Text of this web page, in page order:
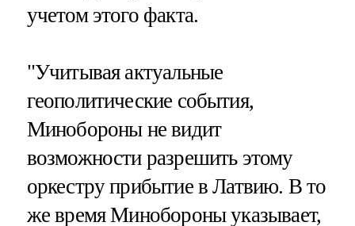
учетом этого факта.
"Учитывая актуальные
геополитические события,
Минобороны не видит
возможности разрешить этому
оркестру прибытие в Латвию. В то
же время Минобороны указывает,